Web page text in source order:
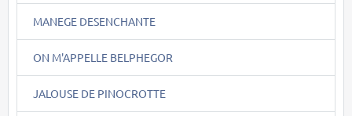
MANEGE DESENCHANTE
ON M'APPELLE BELPHEGOR
JALOUSE DE PINOCROTTE